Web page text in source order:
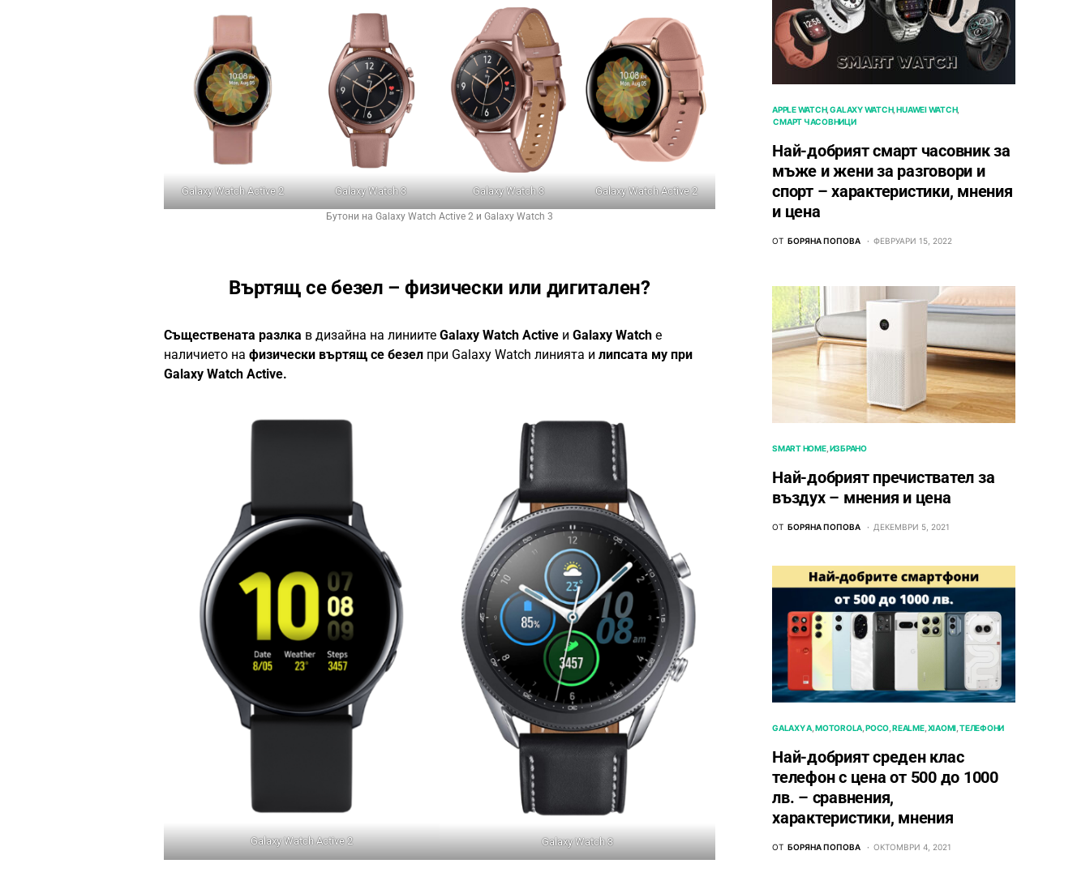
Galaxy Watch Active 2 Galaxy Watch 3 Galaxy Watch 3 Galaxy Watch Active 2
Бутони на Galaxy Watch Active 2 и Galaxy Watch 3
Въртящ се безел – физически или дигитален?
Съществената разлка в дизайна на линиите Galaxy Watch Active и Galaxy Watch е
наличието на физически въртящ се безел при Galaxy Watch линията и липсата му при
Galaxy Watch Active.
Galaxy Watch Active 2 Galaxy Watch 3
APPLE WATCH GALAXY WATCH HUAWEI WATCH
СМАРТ ЧАСОВНИЦИ
Най-добрият смарт часовник за
мъже и жени за разговори и
спорт – характеристики, мнения
и цена
ОТ БОРЯНА ПОПОВА ФЕВРУАРИ 15, 2022
SMART HOME ИЗБРАНО
Най-добрият пречиствател за
въздух – мнения и цена
ОТ БОРЯНА ПОПОВА ДЕКЕМВРИ 5, 2021
GALAXY A MOTOROLA POCO REALME XIAOMI ТЕЛЕФОНИ
Най-добрият среден клас
телефон с цена от 500 до 1000
лв. – сравнения,
характеристики, мнения
ОТ БОРЯНА ПОПОВА ОКТОМВРИ 4, 2021